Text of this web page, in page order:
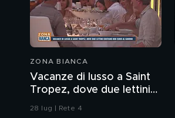
ZONA BIANCA
Vacanze di lusso a Saint
Tropez, dove due lettini
costano 800 euro al
28 lug | Rete 4